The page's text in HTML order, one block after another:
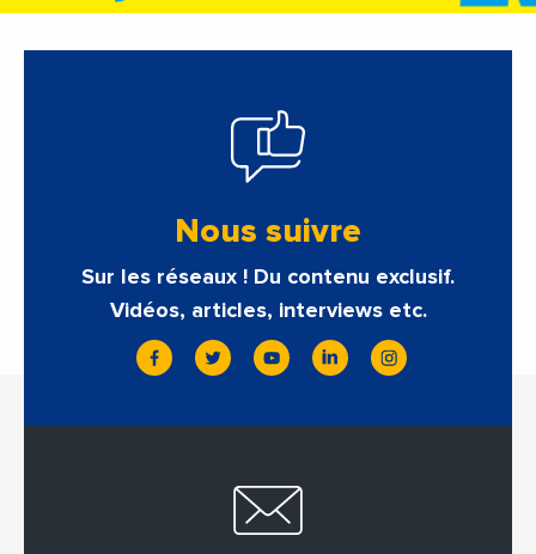
Nous suivre
Sur les réseaux ! Du contenu exclusif.
Vidéos, articles, interviews etc.